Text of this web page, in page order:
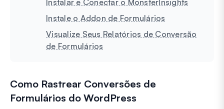
Instale o Addon de Formulários
Visualize Seus Relatórios de Conversão
de Formulários
Como Rastrear Conversões de
Formulários do WordPress